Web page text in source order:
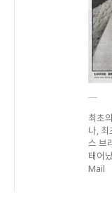
최초
나,
스 브
태어
Mail